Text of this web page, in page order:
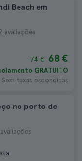
Beach em
avaliações
74 € 68 €
GRATUITO
Sem taxas escondidas
no porto de